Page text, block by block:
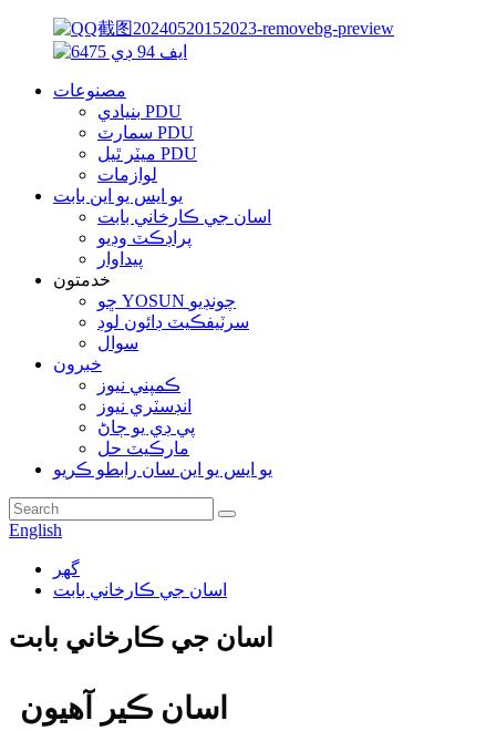
مصنوعات
بنيادي PDU
سمارٽ PDU
ميٽر ٿيل PDU
لوازمات
يو ايس يو اين بابت
اسان جي ڪارخاني بابت
پراڊڪٽ وڊيو
پيداوار
خدمتون
ڇو YOSUN چونڊيو
سرٽيفڪيٽ ڊائون لوڊ
سوال
خبرون
ڪمپني نيوز
انڊسٽري نيوز
پي ڊي يو ڄاڻ
مارڪيٽ حل
يو ايس يو اين سان رابطو ڪريو
English
گھر
اسان جي ڪارخاني بابت
اسان جي ڪارخاني بابت
اسان ڪير آهيون